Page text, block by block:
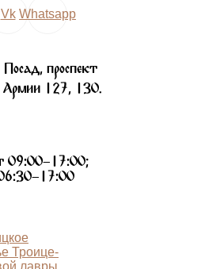
Vk Whatsapp
Посад, проспект
Армии 127, 130.
09:00–17:00;